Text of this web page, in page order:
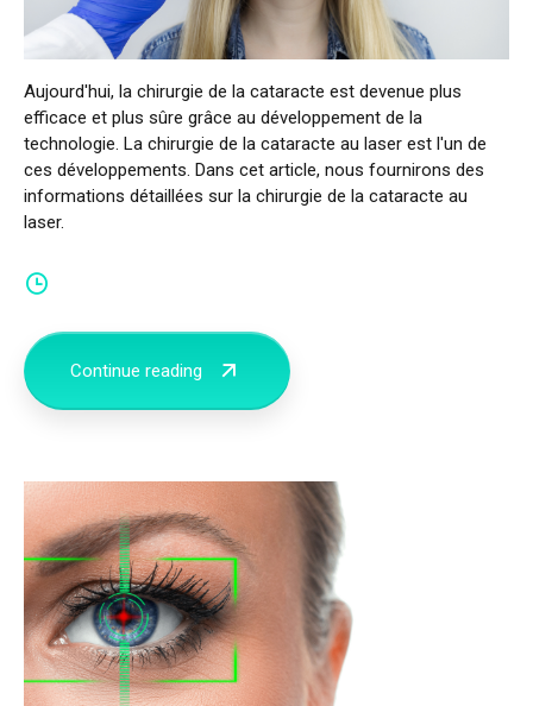
Aujourd'hui, la chirurgie de la cataracte est devenue plus
efficace et plus sûre grâce au développement de la
technologie. La chirurgie de la cataracte au laser est l'un de
ces développements. Dans cet article, nous fournirons des
informations détaillées sur la chirurgie de la cataracte au
laser.
Continue reading